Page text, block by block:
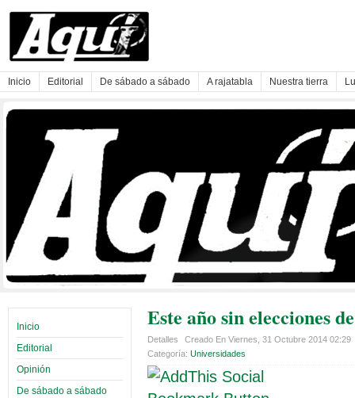
Inicio Editorial De sábado a sábado A rajatabla Nuestra tierra
Inicio
Editorial
Opinión
De sábado a sábado
Este año sin elecciones
Detalles
Creado En Viernes, 31 Octubre 2014 02:29
Categoría: Universidades